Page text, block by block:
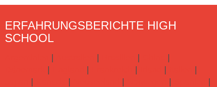
ERFAHRUNGSBERICHTE HIGH
SCHOOL
| | |
|
| | | |
|
| | | |
|